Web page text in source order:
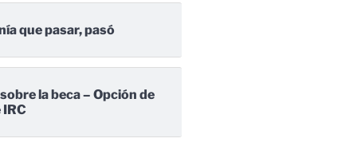
que pasar, pasó
la beca – Opción de